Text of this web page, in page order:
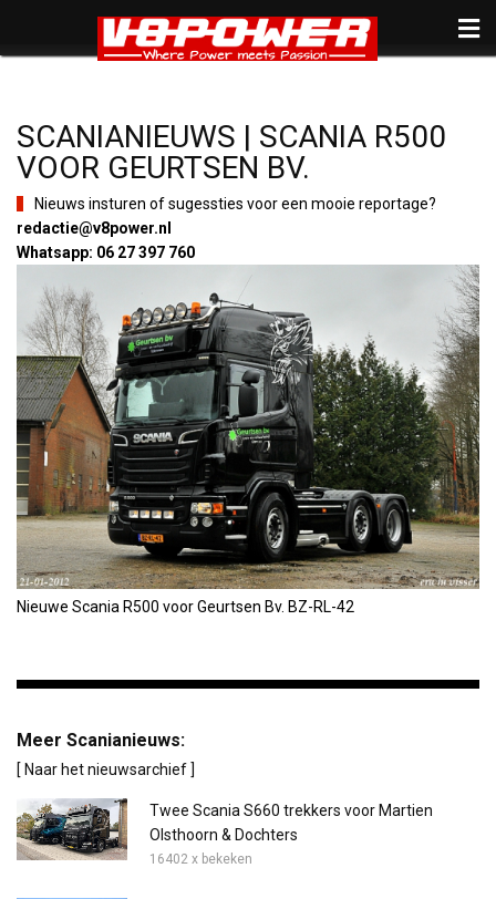
SCANIANIEUWS | SCANIA R500
VOOR GEURTSEN BV.
Nieuws insturen of sugessties voor een mooie reportage?
redactie@v8power.nl
Whatsapp: 06 27 397 760
Nieuwe Scania R500 voor Geurtsen Bv. BZ-RL-42
Meer Scanianieuws:
[ Naar het nieuwsarchief ]
Twee Scania S660 trekkers voor Martien
Olsthoorn & Dochters
16402 x bekeken